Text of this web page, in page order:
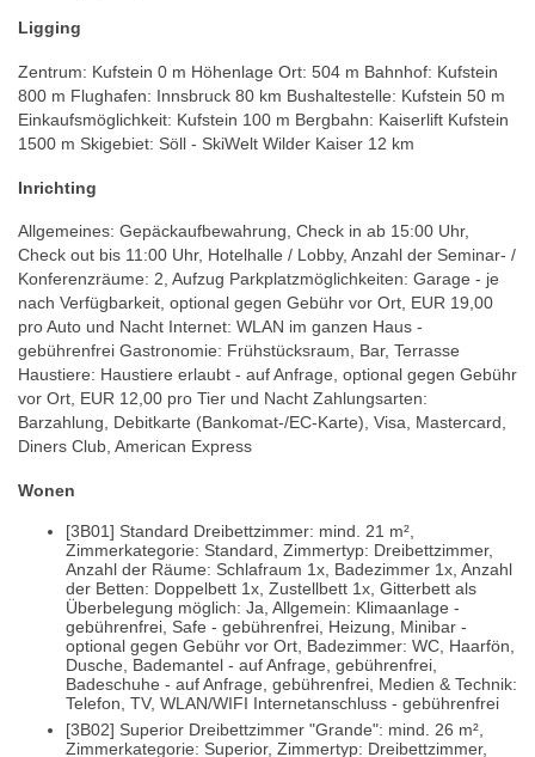
Ligging
Zentrum: Kufstein 0 m Höhenlage Ort: 504 m Bahnhof: Kufstein
800 m Flughafen: Innsbruck 80 km Bushaltestelle: Kufstein 50 m
Einkaufsmöglichkeit: Kufstein 100 m Bergbahn: Kaiserlift Kufstein
1500 m Skigebiet: Söll - SkiWelt Wilder Kaiser 12 km
Inrichting
Allgemeines: Gepäckaufbewahrung, Check in ab 15:00 Uhr,
Check out bis 11:00 Uhr, Hotelhalle / Lobby, Anzahl der Seminar- /
Konferenzräume: 2, Aufzug Parkplatzmöglichkeiten: Garage - je
nach Verfügbarkeit, optional gegen Gebühr vor Ort, EUR 19,00
pro Auto und Nacht Internet: WLAN im ganzen Haus -
gebührenfrei Gastronomie: Frühstücksraum, Bar, Terrasse
Haustiere: Haustiere erlaubt - auf Anfrage, optional gegen Gebühr
vor Ort, EUR 12,00 pro Tier und Nacht Zahlungsarten:
Barzahlung, Debitkarte (Bankomat-/EC-Karte), Visa, Mastercard,
Diners Club, American Express
Wonen
[3B01] Standard Dreibettzimmer: mind. 21 m²,
Zimmerkategorie: Standard, Zimmertyp: Dreibettzimmer,
Anzahl der Räume: Schlafraum 1x, Badezimmer 1x, Anzahl
der Betten: Doppelbett 1x, Zustellbett 1x, Gitterbett als
Überbelegung möglich: Ja, Allgemein: Klimaanlage -
gebührenfrei, Safe - gebührenfrei, Heizung, Minibar -
optional gegen Gebühr vor Ort, Badezimmer: WC, Haarfön,
Dusche, Bademantel - auf Anfrage, gebührenfrei,
Badeschuhe - auf Anfrage, gebührenfrei, Medien & Technik:
Telefon, TV, WLAN/WIFI Internetanschluss - gebührenfrei
[3B02] Superior Dreibettzimmer "Grande": mind. 26 m²,
Zimmerkategorie: Superior, Zimmertyp: Dreibettzimmer,